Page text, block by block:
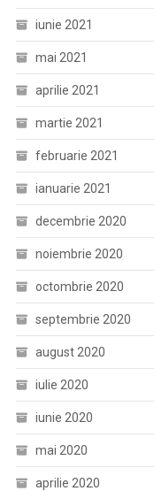
iunie 2021
mai 2021
aprilie 2021
martie 2021
februarie 2021
ianuarie 2021
decembrie 2020
noiembrie 2020
octombrie 2020
septembrie 2020
august 2020
iulie 2020
iunie 2020
mai 2020
aprilie 2020